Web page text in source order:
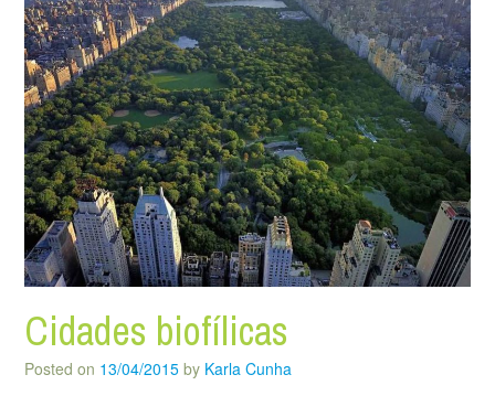
Cidades biofílicas
Posted on 13/04/2015 by Karla Cunha